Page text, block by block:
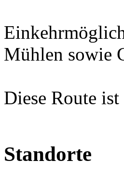
Mühlen sowie
Diese Route
Standorte